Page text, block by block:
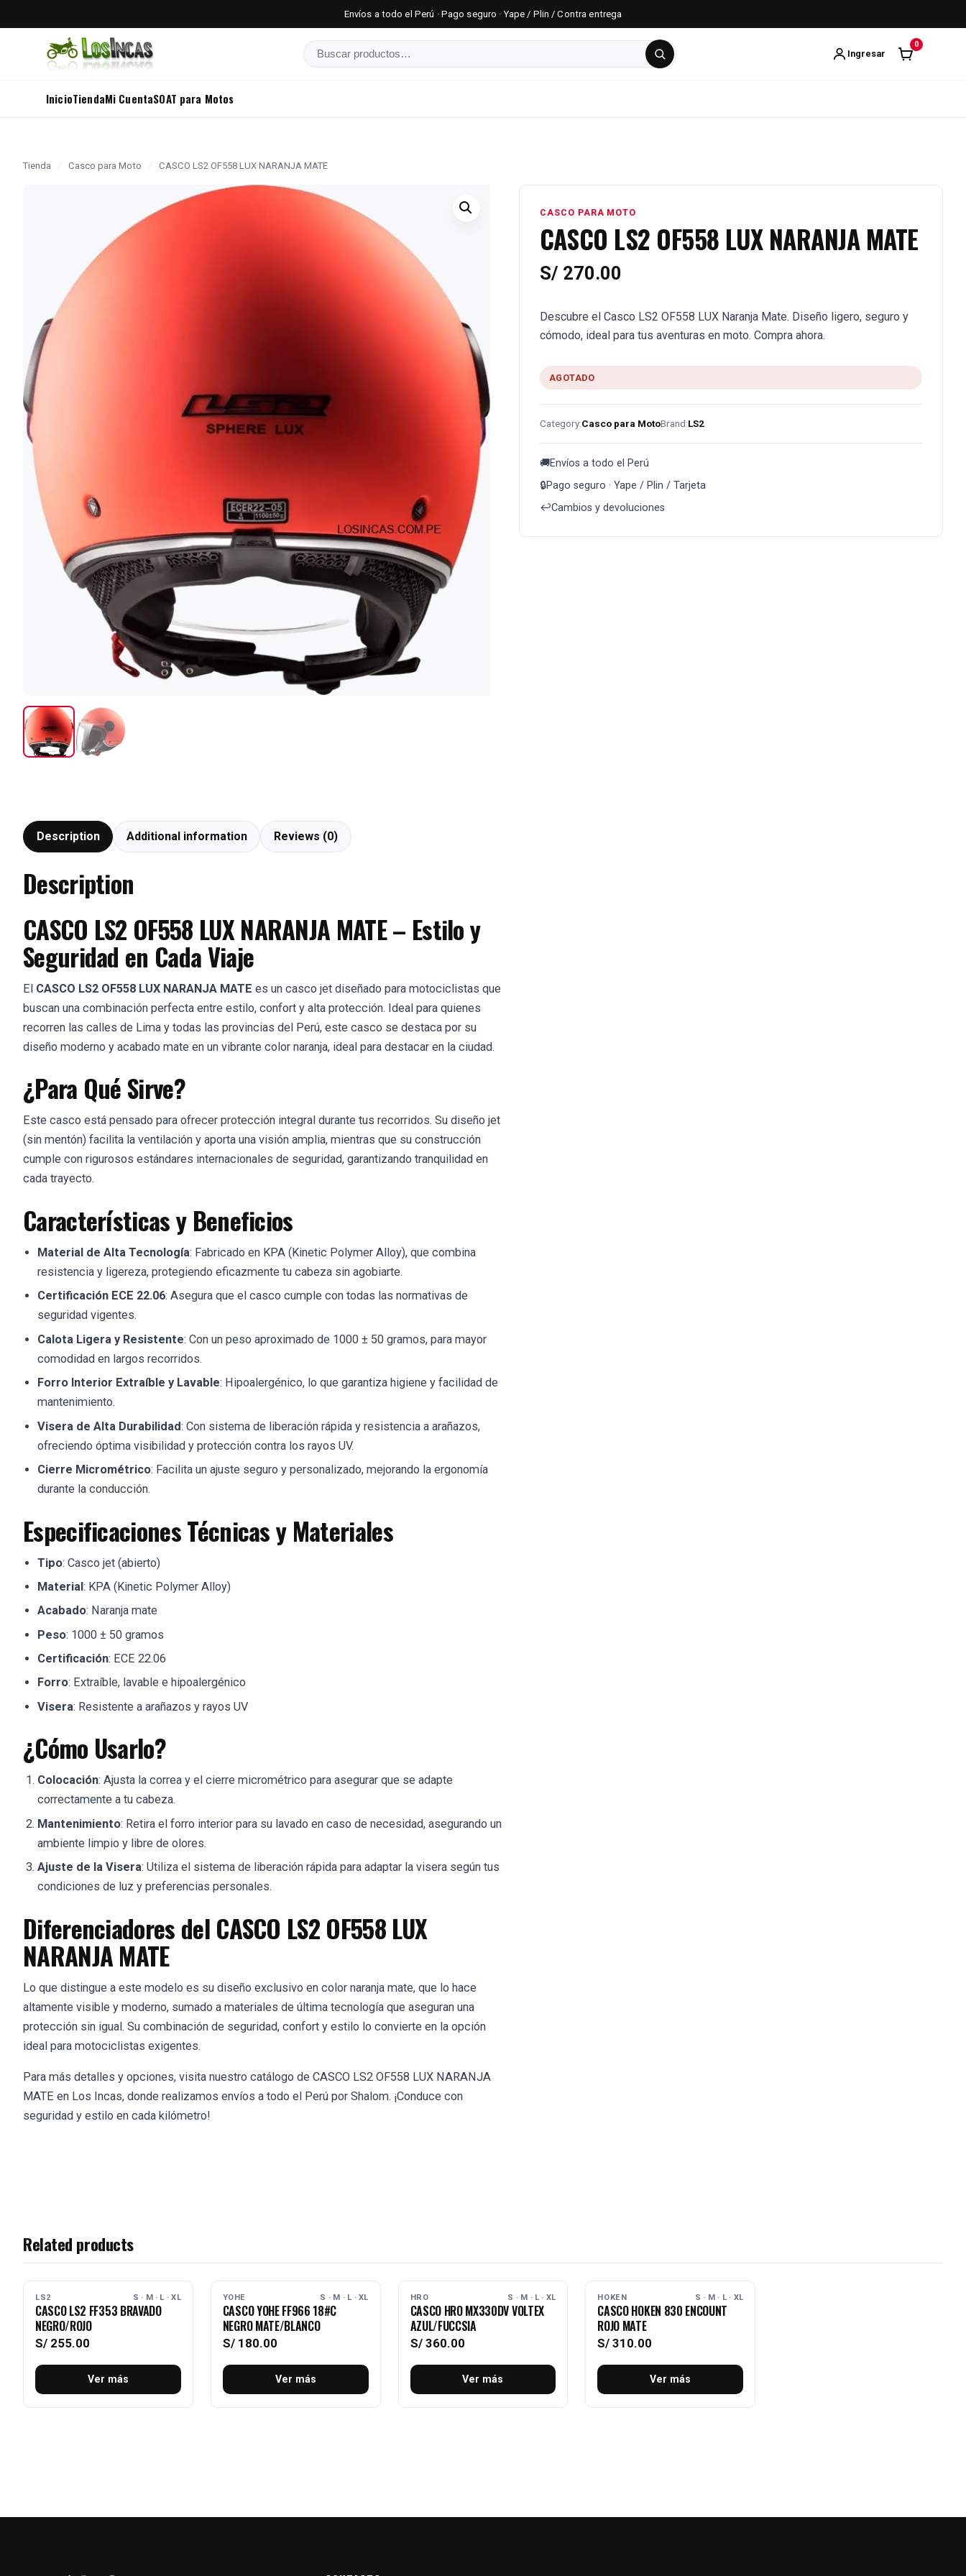
Envíos a todo el Perú · Pago seguro · Yape / Plin / Contra entrega
Buscar Ingresar
0
InicioTiendaMi CuentaSOAT para Motos
Tienda / Casco para Moto / CASCO LS2 OF558 LUX NARANJA MATE
CASCO PARA MOTO
CASCO LS2 OF558 LUX NARANJA MATE
S/ 270.00
Descubre el Casco LS2 OF558 LUX Naranja Mate. Diseño ligero, seguro y
cómodo, ideal para tus aventuras en moto. Compra ahora.
AGOTADO
Category:Casco para MotoBrand:LS2
🚚Envíos a todo el Perú
🔒Pago seguro · Yape / Plin / Tarjeta
↩️Cambios y devoluciones
Description Additional information Reviews (0)
Description
CASCO LS2 OF558 LUX NARANJA MATE – Estilo y
Seguridad en Cada Viaje
El CASCO LS2 OF558 LUX NARANJA MATE es un casco jet diseñado para motociclistas que
buscan una combinación perfecta entre estilo, confort y alta protección. Ideal para quienes
recorren las calles de Lima y todas las provincias del Perú, este casco se destaca por su
diseño moderno y acabado mate en un vibrante color naranja, ideal para destacar en la ciudad.
¿Para Qué Sirve?
Este casco está pensado para ofrecer protección integral durante tus recorridos. Su diseño jet
(sin mentón) facilita la ventilación y aporta una visión amplia, mientras que su construcción
cumple con rigurosos estándares internacionales de seguridad, garantizando tranquilidad en
cada trayecto.
Características y Beneficios
Material de Alta Tecnología: Fabricado en KPA (Kinetic Polymer Alloy), que combina
resistencia y ligereza, protegiendo eficazmente tu cabeza sin agobiarte.
Certificación ECE 22.06: Asegura que el casco cumple con todas las normativas de
seguridad vigentes.
Calota Ligera y Resistente: Con un peso aproximado de 1000 ± 50 gramos, para mayor
comodidad en largos recorridos.
Forro Interior Extraíble y Lavable: Hipoalergénico, lo que garantiza higiene y facilidad de
mantenimiento.
Visera de Alta Durabilidad: Con sistema de liberación rápida y resistencia a arañazos,
ofreciendo óptima visibilidad y protección contra los rayos UV.
Cierre Micrométrico: Facilita un ajuste seguro y personalizado, mejorando la ergonomía
durante la conducción.
Especificaciones Técnicas y Materiales
Tipo: Casco jet (abierto)
Material: KPA (Kinetic Polymer Alloy)
Acabado: Naranja mate
Peso: 1000 ± 50 gramos
Certificación: ECE 22.06
Forro: Extraíble, lavable e hipoalergénico
Visera: Resistente a arañazos y rayos UV
¿Cómo Usarlo?
Colocación: Ajusta la correa y el cierre micrométrico para asegurar que se adapte
correctamente a tu cabeza.
Mantenimiento: Retira el forro interior para su lavado en caso de necesidad, asegurando un
ambiente limpio y libre de olores.
Ajuste de la Visera: Utiliza el sistema de liberación rápida para adaptar la visera según tus
condiciones de luz y preferencias personales.
Diferenciadores del CASCO LS2 OF558 LUX
NARANJA MATE
Lo que distingue a este modelo es su diseño exclusivo en color naranja mate, que lo hace
altamente visible y moderno, sumado a materiales de última tecnología que aseguran una
protección sin igual. Su combinación de seguridad, confort y estilo lo convierte en la opción
ideal para motociclistas exigentes.
Para más detalles y opciones, visita nuestro catálogo de CASCO LS2 OF558 LUX NARANJA
MATE en Los Incas, donde realizamos envíos a todo el Perú por Shalom. ¡Conduce con
seguridad y estilo en cada kilómetro!
Related products
AGOTADO
LS2 S · M · L · XL
CASCO LS2 FF353 BRAVADO
NEGRO/ROJO
S/ 255.00
Ver más
AGOTADO
YOHE S · M · L · XL
CASCO YOHE FF966 18#C
NEGRO MATE/BLANCO
S/180.00
Ver más
AGOTADO
HRO S · M · L · XL
CASCO HRO MX330DV VOLTEX
AZUL/FUCCSIA
S/360.00
Ver más
AGOTADO
HOKEN S · M · L · XL
CASCO HOKEN 830 ENCOUNT
ROJO MATE
S/ 310.00
Ver más